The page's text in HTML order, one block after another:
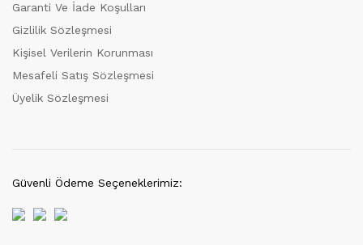
Garanti Ve İade Koşulları
Gizlilik Sözleşmesi
Kişisel Verilerin Korunması
Mesafeli Satış Sözleşmesi
Üyelik Sözleşmesi
Güvenli Ödeme Seçeneklerimiz: